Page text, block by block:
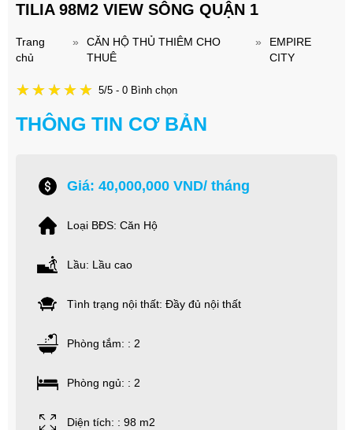
TILIA 98M2 VIEW SÔNG QUẬN 1
Trang
chủ
»
CĂN HỘ THỦ THIÊM CHO
THUÊ
»
EMPIRE
CITY
5/5 - 0 Bình chọn
THÔNG TIN CƠ BẢN
Giá: 40,000,000 VND/ tháng
Loại BĐS: Căn Hộ
Lầu: Lầu cao
Tình trạng nội thất: Đầy đủ nội thất
Phòng tắm: : 2
Phòng ngủ: : 2
Diện tích: : 98 m2